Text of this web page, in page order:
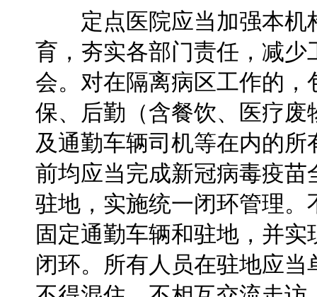
定点医院应当加强本机
育，夯实各部门责任，减
会。对在隔离病区工作的
保、后勤（含餐饮、医疗
及通勤车辆司机等在内的
前均应当完成新冠病毒疫
驻地，实施统一闭环管理
固定通勤车辆和驻地，并
闭环。所有人员在驻地应